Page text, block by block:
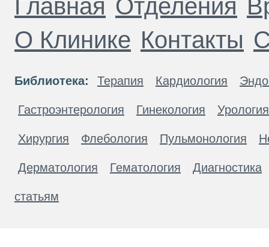
Главная Отделения
О Клинике Контакты
Библиотека: Терапия Кардиология
Гастроэнтерология Гинекология Урология
Хирургия Флебология Пульмонология
Дерматология Гематология Диагностика
статьям